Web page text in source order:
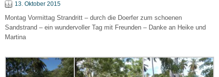
13. Oktober 2015
Montag Vormittag Strandritt – durch die Doerfer zum schoenen
Sandstrand – ein wundervoller Tag mit Freunden – Danke an Heike und
Martina